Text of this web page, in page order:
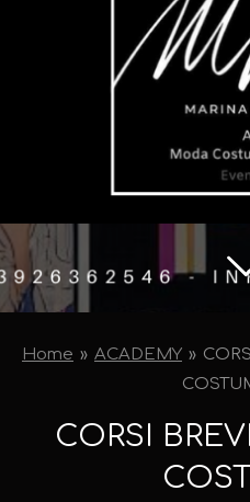
Home » ACADEMY »
CORSI